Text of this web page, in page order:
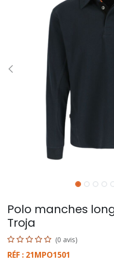
Polo manches
Troja
(0 avis)
RÉF : 21MPO1501